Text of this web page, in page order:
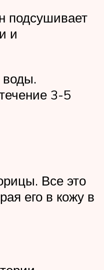
подсушивает
и
3-5
Все это
его в кожу в